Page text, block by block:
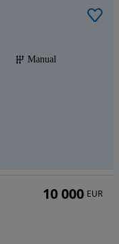
Manual
10 000 EUR